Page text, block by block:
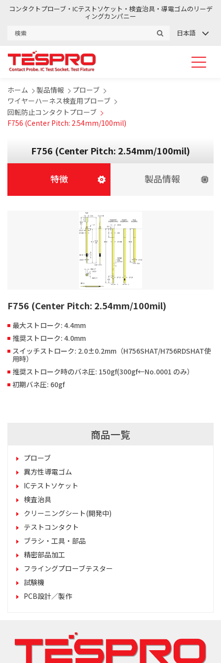
コンタクトプローブ・ICテストソケット・検査治具・導電ゴムのリーデ
ィングカンパニー
日本語
ホーム 製品情報
プローブ
ワイヤーハーネス検査用プローブ
回転防止コンタクトプローブ
F756 (Center Pitch: 2.54mm/100mil)
F756 (Center Pitch: 2.54mm/100mil)
特徴 製品情報
F756 (Center Pitch: 2.54mm/100mil)
最大ストローク: 4.4mm
推奨ストローク: 4.0mm
スイッチストローク: 2.0±0.2mm（H756SHAT/H756RDSHAT使
用時）
推奨ストローク時のバネ圧: 150gf(300gf←No.0001 のみ）
初期バネ圧: 60gf
商品一覧
プローブ
異方性導電ゴム
ICテストソケット
検査治具
クリーニングシート(開発中)
テストコンタクト
ブラシ・工具・部品
精密部品加工
フライングプローブテスター
試験機
PCB設計／製作